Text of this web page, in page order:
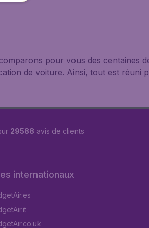
pour vous des centaines
de voiture. Ainsi, tout est réuni
29588 avis de clients
internationaux